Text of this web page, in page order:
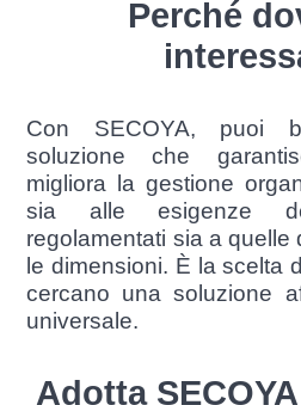
Perché
Con SECOYA, puoi
soluzione che
migliora la gestione
sia alle esigenze
regolamentati sia a quelle
le dimensioni. È la scelta
cercano una soluzione
universale.
Adotta